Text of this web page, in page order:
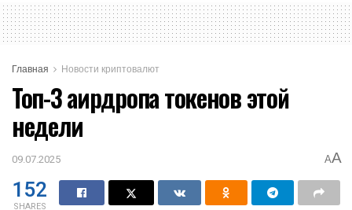
Главная Новости криптовалют
Топ-3 аирдропа токенов этой
недели
09.07.2025 AA
152
SHARES